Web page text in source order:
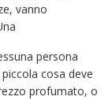
vanno
persona
cosa deve
profumato, o